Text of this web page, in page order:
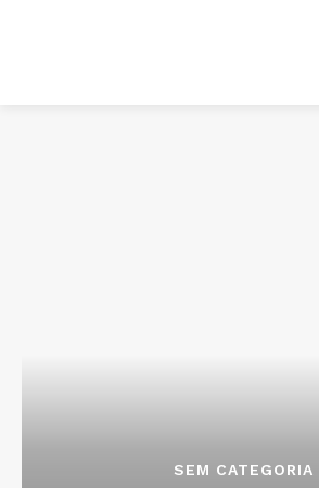
SEM CATEGORIA